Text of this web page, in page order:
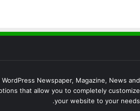
Newspaper, Magazine, News and
that allow you to completely customize
your website to your needs.